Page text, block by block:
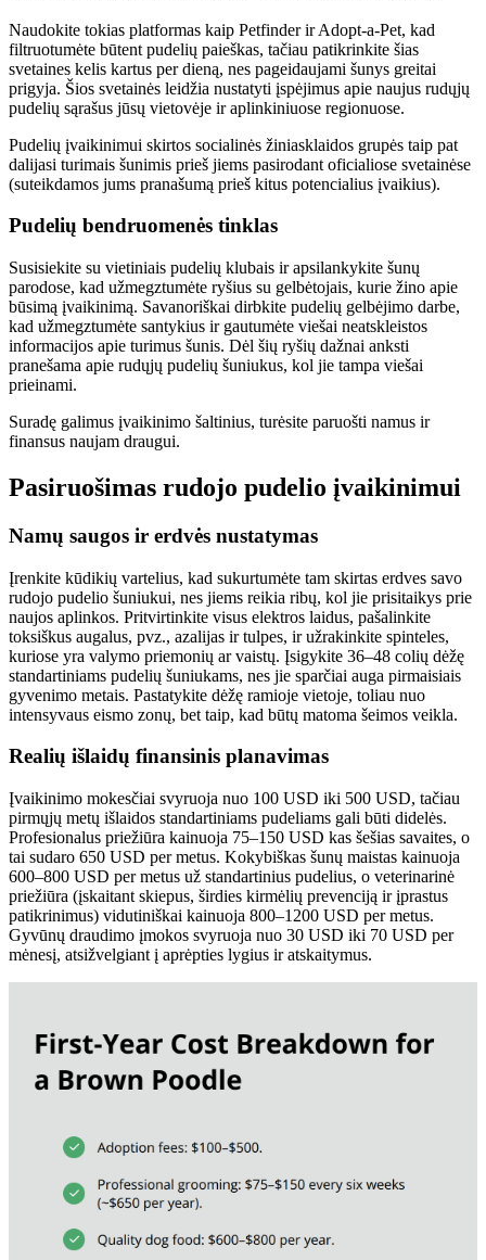
Naudokite tokias platformas kaip Petfinder ir Adopt-a-Pet, kad
filtruotumėte būtent pudelių paieškas, tačiau patikrinkite šias
svetaines kelis kartus per dieną, nes pageidaujami šunys greitai
prigyja. Šios svetainės leidžia nustatyti įspėjimus apie naujus rudųjų
pudelių sąrašus jūsų vietovėje ir aplinkiniuose regionuose.
Pudelių įvaikinimui skirtos socialinės žiniasklaidos grupės taip pat
dalijasi turimais šunimis prieš jiems pasirodant oficialiose svetainėse
(suteikdamos jums pranašumą prieš kitus potencialius įvaikius).
Pudelių bendruomenės tinklas
Susisiekite su vietiniais pudelių klubais ir apsilankykite šunų
parodose, kad užmegztumėte ryšius su gelbėtojais, kurie žino apie
būsimą įvaikinimą. Savanoriškai dirbkite pudelių gelbėjimo darbe,
kad užmegztumėte santykius ir gautumėte viešai neatskleistos
informacijos apie turimus šunis. Dėl šių ryšių dažnai anksti
pranešama apie rudųjų pudelių šuniukus, kol jie tampa viešai
prieinami.
Suradę galimus įvaikinimo šaltinius, turėsite paruošti namus ir
finansus naujam draugui.
Pasiruošimas rudojo pudelio įvaikinimui
Namų saugos ir erdvės nustatymas
Įrenkite kūdikių vartelius, kad sukurtumėte tam skirtas erdves savo
rudojo pudelio šuniukui, nes jiems reikia ribų, kol jie prisitaikys prie
naujos aplinkos. Pritvirtinkite visus elektros laidus, pašalinkite
toksiškus augalus, pvz., azalijas ir tulpes, ir užrakinkite spinteles,
kuriose yra valymo priemonių ar vaistų. Įsigykite 36–48 colių dėžę
standartiniams pudelių šuniukams, nes jie sparčiai auga pirmaisiais
gyvenimo metais. Pastatykite dėžę ramioje vietoje, toliau nuo
intensyvaus eismo zonų, bet taip, kad būtų matoma šeimos veikla.
Realių išlaidų finansinis planavimas
Įvaikinimo mokesčiai svyruoja nuo 100 USD iki 500 USD, tačiau
pirmųjų metų išlaidos standartiniams pudeliams gali būti didelės.
Profesionalus priežiūra kainuoja 75–150 USD kas šešias savaites, o
tai sudaro 650 USD per metus. Kokybiškas šunų maistas kainuoja
600–800 USD per metus už standartinius pudelius, o veterinarinė
priežiūra (įskaitant skiepus, širdies kirmėlių prevenciją ir įprastus
patikrinimus) vidutiniškai kainuoja 800–1200 USD per metus.
Gyvūnų draudimo įmokos svyruoja nuo 30 USD iki 70 USD per
mėnesį, atsižvelgiant į aprėpties lygius ir atskaitymus.